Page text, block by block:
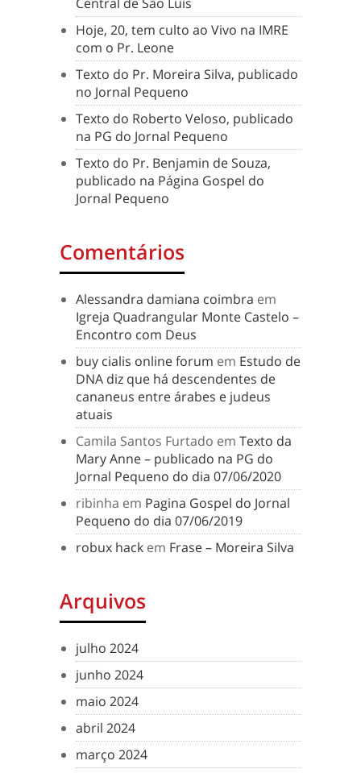
Hoje, 20, tem culto ao Vivo na IMRE
com o Pr. Leone
Texto do Pr. Moreira Silva, publicado
no Jornal Pequeno
Texto do Roberto Veloso, publicado
na PG do Jornal Pequeno
Texto do Pr. Benjamin de Souza,
publicado na Página Gospel do
Jornal Pequeno
Comentários
Alessandra damiana coimbra em
Igreja Quadrangular Monte Castelo –
Encontro com Deus
buy cialis online forum em Estudo de
DNA diz que há descendentes de
cananeus entre árabes e judeus
atuais
Camila Santos Furtado em Texto da
Mary Anne – publicado na PG do
Jornal Pequeno do dia 07/06/2020
ribinha em Pagina Gospel do Jornal
Pequeno do dia 07/06/2019
robux hack em Frase – Moreira Silva
Arquivos
julho 2024
junho 2024
maio 2024
abril 2024
março 2024